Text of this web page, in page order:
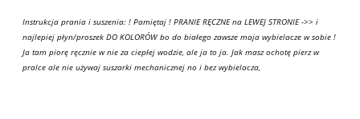
Instrukcja prania i suszenia: ! Pamiętaj ! PRANIE RĘCZNE na LEWEJ STRONIE ->> i
najlepiej płyn/proszek DO KOLORÓW bo do białego zawsze maja wybielacze w sobie !
Ja tam piorę ręcznie w nie za ciepłej wodzie, ale ja to ja. Jak masz ochotę pierz w
pralce ale nie używaj suszarki mechanicznej no i bez wybielacza,